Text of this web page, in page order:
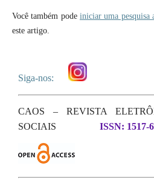
Você também pode iniciar uma pesquisa
este artigo.
Siga-nos:
CAOS – REVISTA
SOCIAIS
ISSN: 1517-